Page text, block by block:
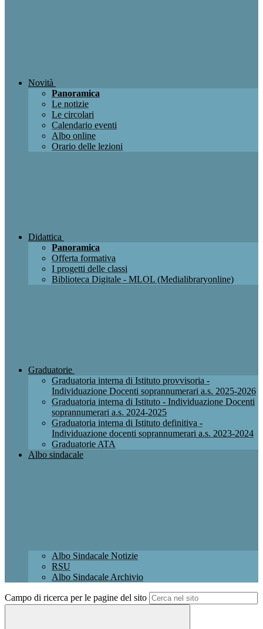
Novità
Panoramica
Le notizie
Le circolari
Calendario eventi
Albo online
Orario delle lezioni
Didattica
Panoramica
Offerta formativa
I progetti delle classi
Biblioteca Digitale - MLOL (Medialibraryonline)
Graduatorie
Graduatoria interna di Istituto provvisoria -
Individuazione Docenti soprannumerari a.s. 2025-2026
Graduatoria interna di Istituto - Individuazione Docenti
soprannumerari a.s. 2024-2025
Graduatoria interna di Istituto definitiva -
Individuazione docenti soprannumerari a.s. 2023-2024
Graduatorie ATA
Albo sindacale
Albo Sindacale Notizie
RSU
Albo Sindacale Archivio
Campo di ricerca per le pagine del sito